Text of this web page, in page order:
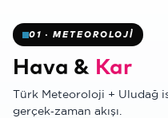
✻
01 · METEOROLOJİ
Hava & Kar
Türk Meteoroloji + Uludağ
gerçek‑zaman akışı.